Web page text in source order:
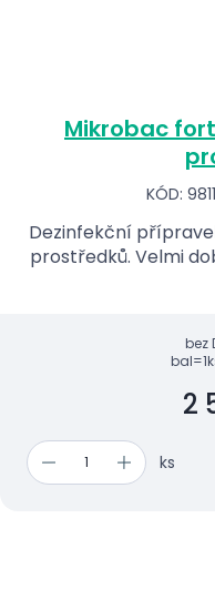
Mikrobac
KÓD:
Dezinfekční
prostředků. Velmi
bez
2
ks